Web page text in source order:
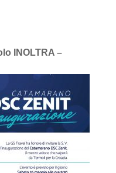
INOLTRA –